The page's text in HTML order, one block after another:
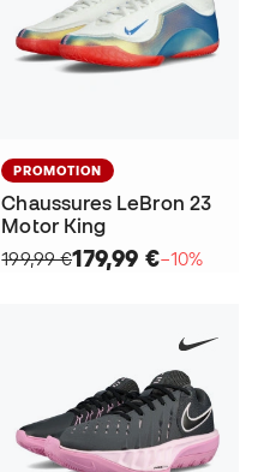
PROMOTION
Chaussures LeBron 23
Motor King
199,99 €179,99 €−10%